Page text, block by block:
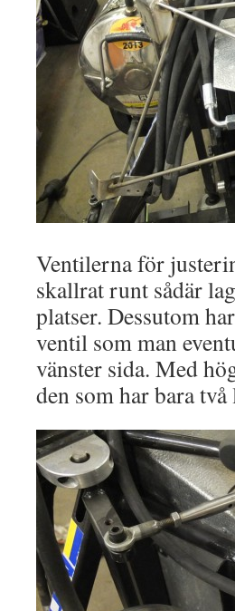
Ventilerna för
skallrat runt sådär
platser. Dessutom
ventil som man
vänster sida. Med
den som har bara